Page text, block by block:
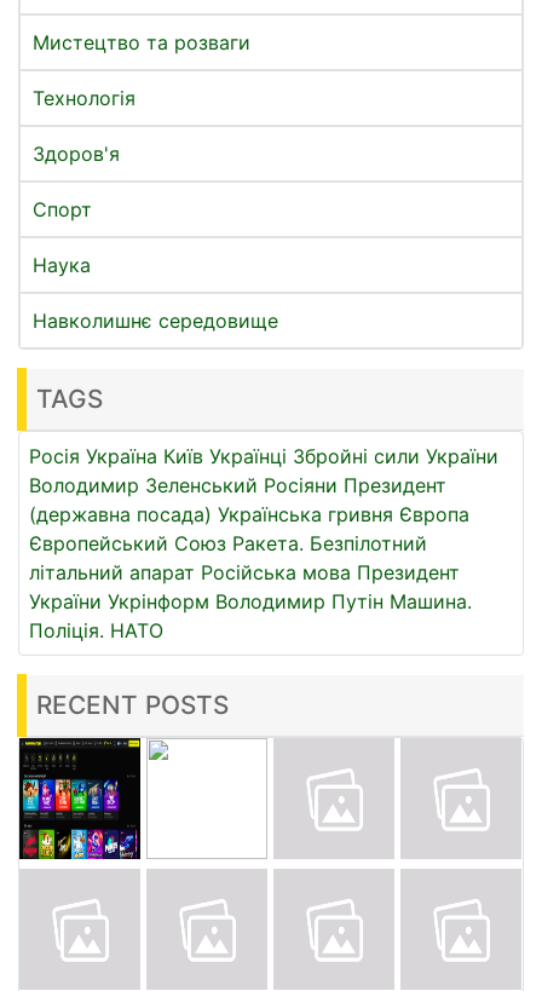
Мистецтво та розваги
Технологія
Здоров'я
Спорт
Наука
Навколишнє середовище
TAGS
Росія Україна Київ Українці Збройні сили України
Володимир Зеленський Росіяни Президент
(державна посада) Українська гривня Європа
Європейський Союз Ракета. Безпілотний
літальний апарат Російська мова Президент
України Укрінформ Володимир Путін Машина.
Поліція. НАТО
RECENT POSTS